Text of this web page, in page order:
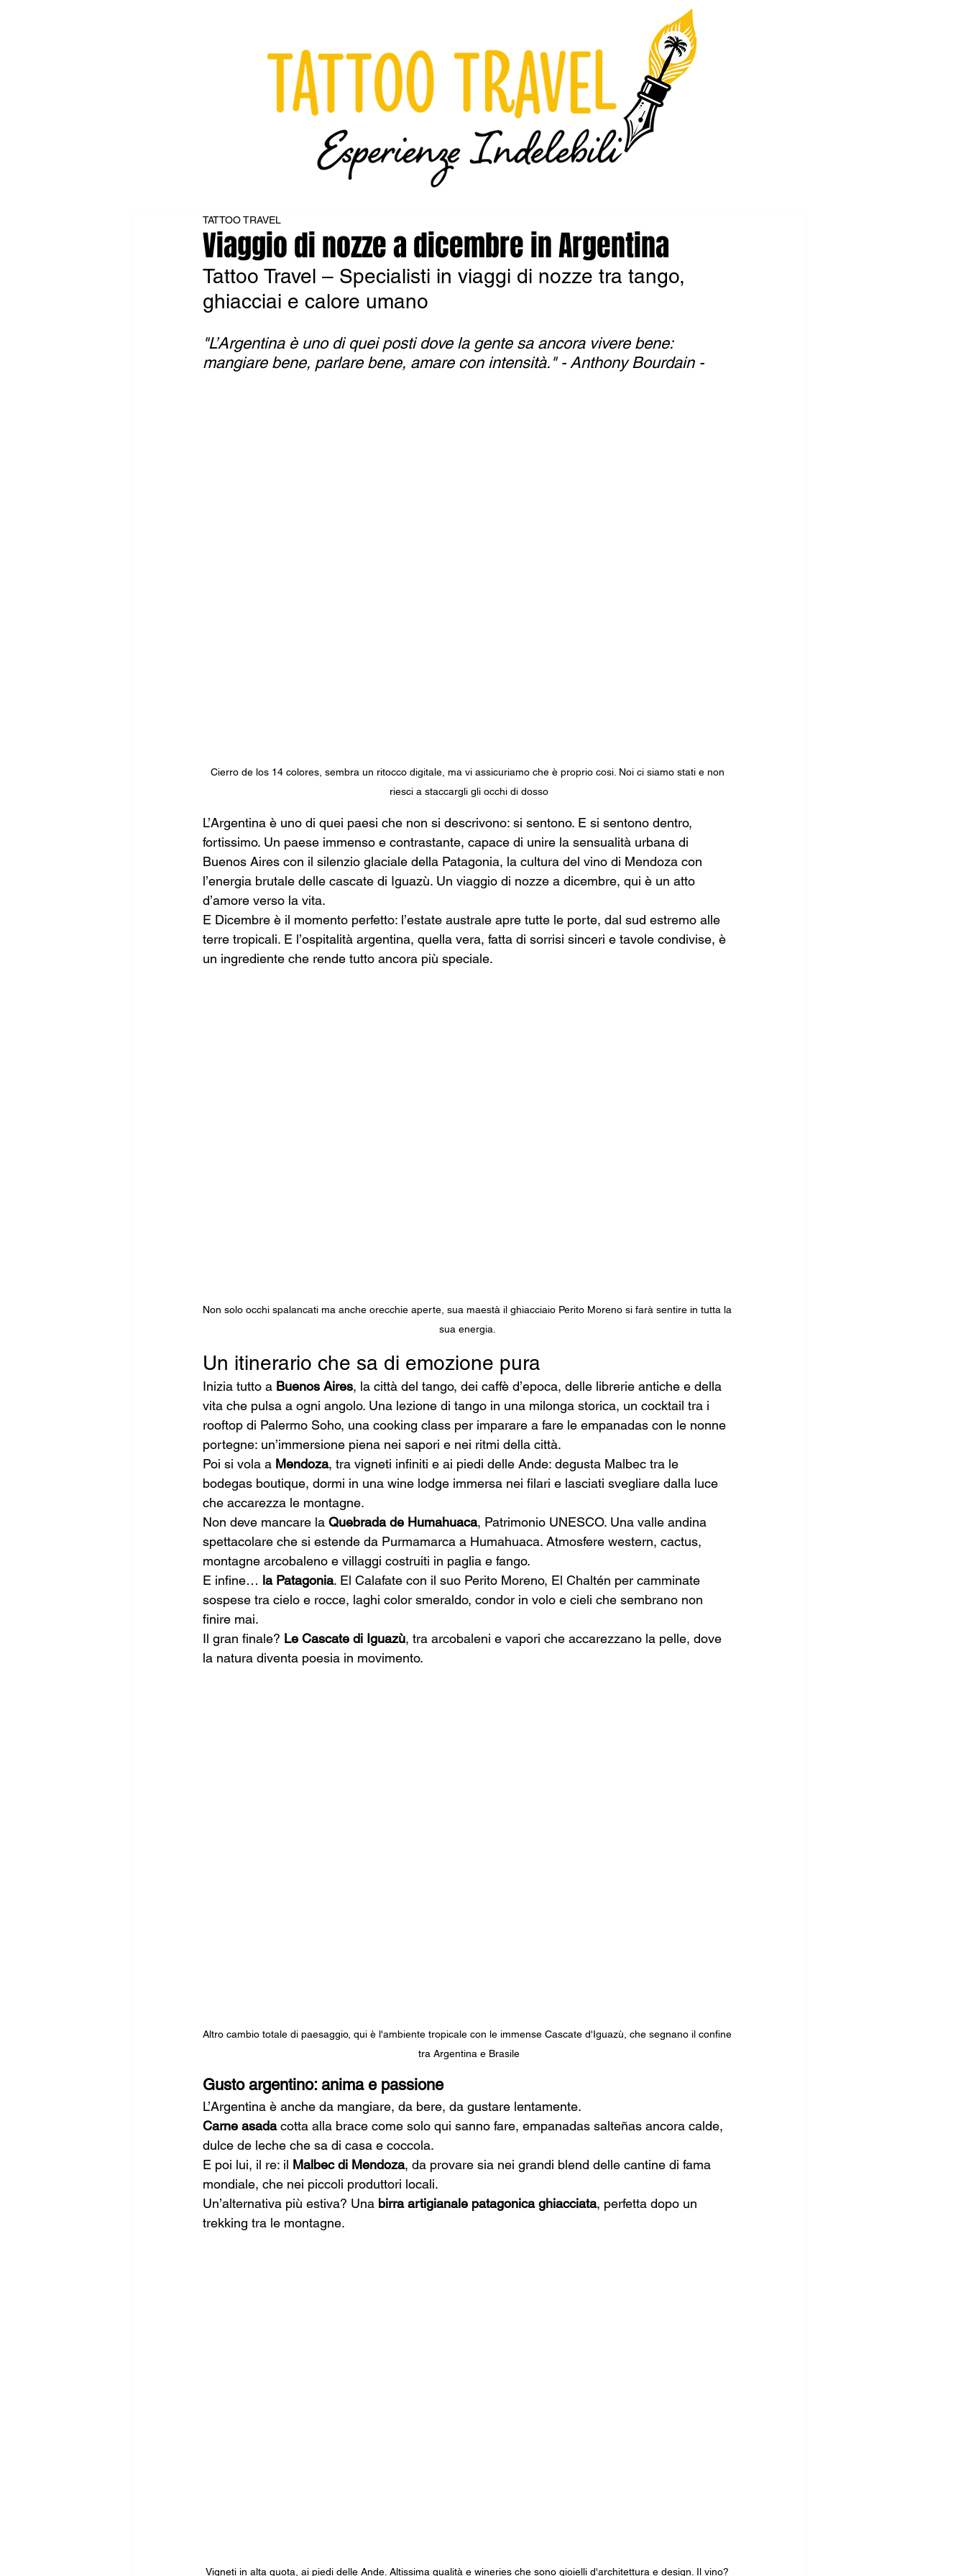
Viaggio di nozze a dicembre in Argentina
TATTOO TRAVEL
Tattoo Travel – Specialisti in viaggi di nozze tra tango,
ghiacciai e calore umano
"L’Argentina è uno di quei posti dove la gente sa ancora vivere bene:
mangiare bene, parlare bene, amare con intensità." - Anthony Bourdain -
Cierro de los 14 colores, sembra un ritocco digitale, ma vi assicuriamo che è proprio cosi. Noi ci siamo stati e non
riesci a staccargli gli occhi di dosso
L’Argentina è uno di quei paesi che non si descrivono: si sentono. E si sentono dentro,
fortissimo. Un paese immenso e contrastante, capace di unire la sensualità urbana di
Buenos Aires con il silenzio glaciale della Patagonia, la cultura del vino di Mendoza con
l’energia brutale delle cascate di Iguazù. Un viaggio di nozze a dicembre, qui è un atto
d’amore verso la vita.
E Dicembre è il momento perfetto: l’estate australe apre tutte le porte, dal sud estremo alle
terre tropicali. E l’ospitalità argentina, quella vera, fatta di sorrisi sinceri e tavole condivise, è
un ingrediente che rende tutto ancora più speciale.
Non solo occhi spalancati ma anche orecchie aperte, sua maestà il ghiacciaio Perito Moreno si farà sentire in tutta la
sua energia.
Un itinerario che sa di emozione pura
Inizia tutto a Buenos Aires, la città del tango, dei caffè d’epoca, delle librerie antiche e della
vita che pulsa a ogni angolo. Una lezione di tango in una milonga storica, un cocktail tra i
rooftop di Palermo Soho, una cooking class per imparare a fare le empanadas con le nonne
portegne: un’immersione piena nei sapori e nei ritmi della città.
Poi si vola a Mendoza, tra vigneti infiniti e ai piedi delle Ande: degusta Malbec tra le
bodegas boutique, dormi in una wine lodge immersa nei filari e lasciati svegliare dalla luce
che accarezza le montagne.
Non deve mancare la Quebrada de Humahuaca, Patrimonio UNESCO. Una valle andina
spettacolare che si estende da Purmamarca a Humahuaca. Atmosfere western, cactus,
montagne arcobaleno e villaggi costruiti in paglia e fango.
E infine… la Patagonia. El Calafate con il suo Perito Moreno, El Chaltén per camminate
sospese tra cielo e rocce, laghi color smeraldo, condor in volo e cieli che sembrano non
finire mai.
Il gran finale? Le Cascate di Iguazù, tra arcobaleni e vapori che accarezzano la pelle, dove
la natura diventa poesia in movimento.
Altro cambio totale di paesaggio, qui è l'ambiente tropicale con le immense Cascate d'Iguazù, che segnano il confine
tra Argentina e Brasile
Gusto argentino: anima e passione
L’Argentina è anche da mangiare, da bere, da gustare lentamente.
Carne asada cotta alla brace come solo qui sanno fare, empanadas salteñas ancora calde,
dulce de leche che sa di casa e coccola.
E poi lui, il re: il Malbec di Mendoza, da provare sia nei grandi blend delle cantine di fama
mondiale, che nei piccoli produttori locali.
Un’alternativa più estiva? Una birra artigianale patagonica ghiacciata, perfetta dopo un
trekking tra le montagne.
Vigneti in alta quota, ai piedi delle Ande. Altissima qualità e wineries che sono gioielli d'architettura e design. Il vino?